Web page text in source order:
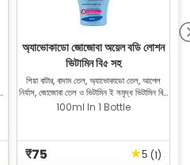
অ্যাভোকাডো জোজোবা অয়েল বডি লোশন
ভিটামিন বি৫ সহ
শিয়া বাটার, বাদাম তেল, অ্যাভোকাডো তেল, আপেল
নির্যাস, জোজোবা তেল ও ভিটামিন ই সমৃদ্ধ ভিটামিন বি৫
সহ অ্যাভোকাডো জোজোবা অয়েল বডি লোশন ত্বককে
100ml In 1 Bottle
₹75 ★5 (1)